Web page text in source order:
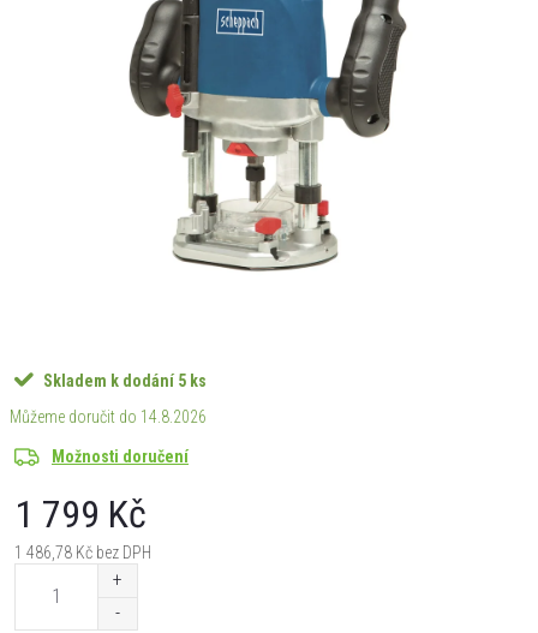
Skladem k dodání 5 ks
14.8.2026
Možnosti doručení
1 799 Kč
1 486,78 Kč bez DPH